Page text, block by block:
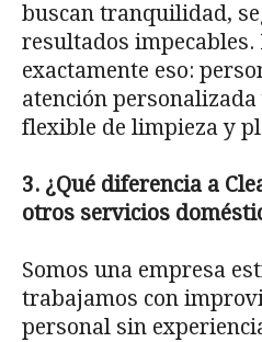
buscan tranquilidad,
resultados impecables.
exactamente eso:
atención
flexible de limpieza y
3. ¿Qué diferencia a
otros servicios
Somos una empresa
trabajamos con
personal sin